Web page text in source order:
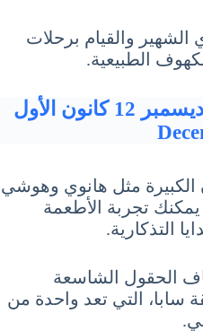
الشهير والقيام برحلات
الطبيعية.
السياحة في كوبا شهر ديسمبر 12 كانون الأول
الكبيرة مثل هانوي وهوشي
يمكنك تجربة الأطعمة
التذكارية.
الحقول الشاسعة
سابا، التي تعد واحدة من